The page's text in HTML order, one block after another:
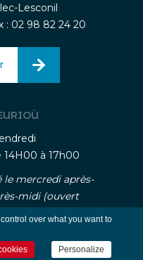
Lesconil
: 02 98 82 24 20
14H00 à 17h00
le mercredi après-
midi (ouvert
vous)
over what you want to
Personalize